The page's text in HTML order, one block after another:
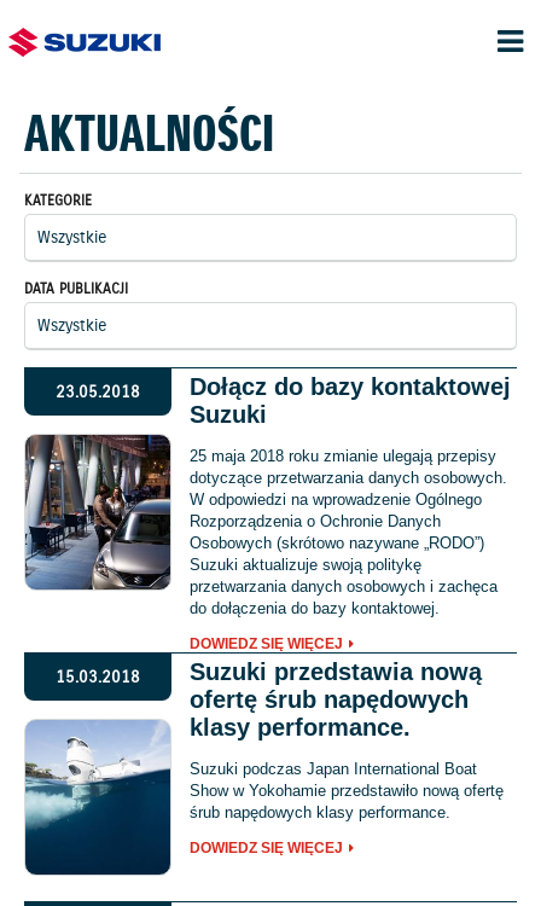
AKTUALNOŚCI
KATEGORIE
DATA PUBLIKACJI
23.05.2018
Dołącz do bazy kontaktowej
Suzuki
25 maja 2018 roku zmianie ulegają przepisy
dotyczące przetwarzania danych osobowych.
W odpowiedzi na wprowadzenie Ogólnego
Rozporządzenia o Ochronie Danych
Osobowych (skrótowo nazywane „RODO”)
Suzuki aktualizuje swoją politykę
przetwarzania danych osobowych i zachęca
do dołączenia do bazy kontaktowej.
DOWIEDZ SIĘ WIĘCEJ
15.03.2018
Suzuki przedstawia nową
ofertę śrub napędowych
klasy performance.
Suzuki podczas Japan International Boat
Show w Yokohamie przedstawiło nową ofertę
śrub napędowych klasy performance.
DOWIEDZ SIĘ WIĘCEJ